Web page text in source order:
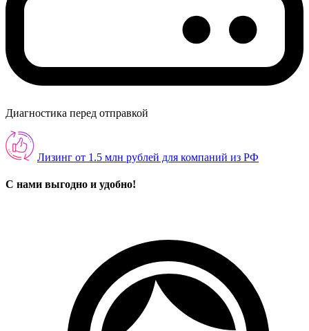
Диагностика перед отправкой
Лизинг от 1.5 млн рублей для компаний из РФ
С нами выгодно и удобно!